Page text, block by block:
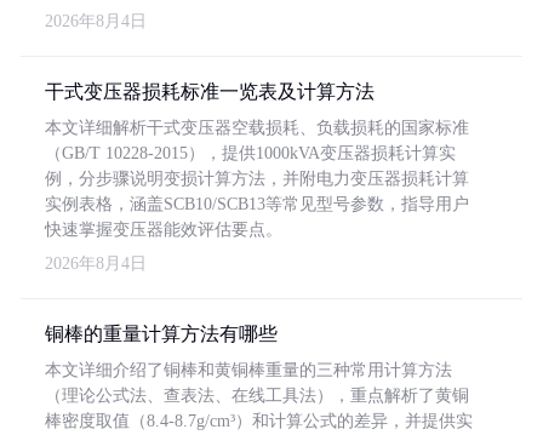
2026年8月4日
干式变压器损耗标准一览表及计算方法
本文详细解析干式变压器空载损耗、负载损耗的国家标准
（GB/T 10228-2015），提供1000kVA变压器损耗计算实
例，分步骤说明变损计算方法，并附电力变压器损耗计算
实例表格，涵盖SCB10/SCB13等常见型号参数，指导用户
快速掌握变压器能效评估要点。
2026年8月4日
铜棒的重量计算方法有哪些
本文详细介绍了铜棒和黄铜棒重量的三种常用计算方法
（理论公式法、查表法、在线工具法），重点解析了黄铜
棒密度取值（8.4-8.7g/cm³）和计算公式的差异，并提供实